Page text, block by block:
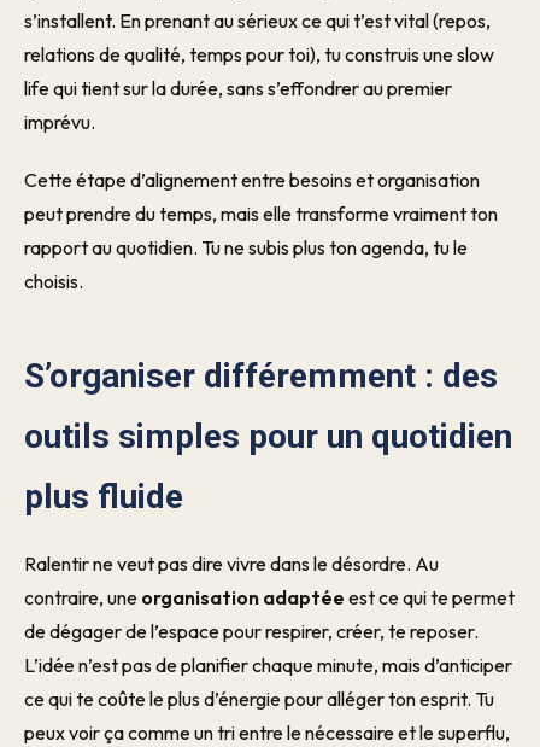
s’installent. En prenant au sérieux ce qui t’est vital (repos,
relations de qualité, temps pour toi), tu construis une slow
life qui tient sur la durée, sans s’effondrer au premier
imprévu.
Cette étape d’alignement entre besoins et organisation
peut prendre du temps, mais elle transforme vraiment ton
rapport au quotidien. Tu ne subis plus ton agenda, tu le
choisis.
S’organiser différemment : des
outils simples pour un quotidien
plus fluide
Ralentir ne veut pas dire vivre dans le désordre. Au
contraire, une organisation adaptée est ce qui te permet
de dégager de l’espace pour respirer, créer, te reposer.
L’idée n’est pas de planifier chaque minute, mais d’anticiper
ce qui te coûte le plus d’énergie pour alléger ton esprit. Tu
peux voir ça comme un tri entre le nécessaire et le superflu,